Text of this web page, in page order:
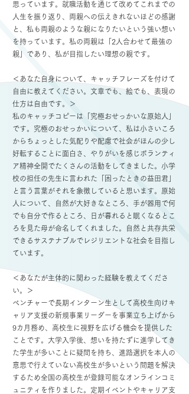
思っています。就職活動を通じて改めてこれまでの
人生を振り返り、両親への伝えきれないほどの感謝
と、私も両親のような親になりたいという強い想い
を持っています。私の両親は「2人合わせて最強の
親」であり、私が目指したい理想の親です。
＜あなた自身について、キャッチフレーズを付けて
自由に教えてください。文章でも、絵でも、表現の
仕方は自由です。＞
私のキャッチコピーは「究極おせっかいな原始人」
です。究極のおせっかいについて、私は小さいころ
からちょっとした気配りや配慮で社会がほんの少し
好転することに面白さ、やりがいを感じボランティ
ア精神全開でたくさんの活動をしてきました。小学
校の担任の先生に言われた「困ったときの益田君」
と言う言葉がそれを象徴していると思います。原始
人について、自然が大好きなところ、手が器用で何
でも自分で作るところ、日が暮れると眠くなるとこ
ろを見た母が命名してくれました。自然と共存共栄
できるサステナブルでレジリエントな社会を目指し
ています。
＜あなたが主体的に関わった経験を教えてくださ
い。＞
ベンチャーで長期インターン生として高校生向けキ
ャリア支援の新規事業リーダーを事業立ち上げから
9カ月務め、高校生に視野を広げる機会を提供した
ことです。大学入学後、想いを持たずに進学してき
た学生が多いことに疑問を持ち、進路選択を本人の
意思で行えていない高校生が多いという問題を解決
するため全国の高校生が登録可能なオンラインコミ
ュニティを作りました。定期イベントやキャリア支